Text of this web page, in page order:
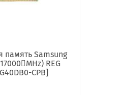
память Samsung
REG
CPB]